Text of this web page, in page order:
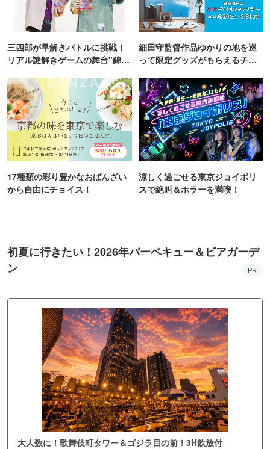
三四郎が早解きバトルに挑戦！
リアル謎解きゲームの舞台"錦糸
細田守監督作品ゆかりの地を巡
って限定グッズがもらえるチャ
17種類の彩り豊かなおばんざい
から自由にチョイス！
涼しく過ごせる東京ジョイポリ
スで絶叫＆ホラーを満喫！
初夏に行きたい！2026年バーベキュー＆ビアガーデ
ン
PR
大人数に！歌舞伎町タワー＆ゴジラ目の前！3H飲放付